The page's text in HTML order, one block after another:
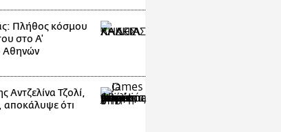
Πλήθος κόσμου
στο Α'
Αθηνών
Αντζελίνα Τζολί,
αποκάλυψε ότι